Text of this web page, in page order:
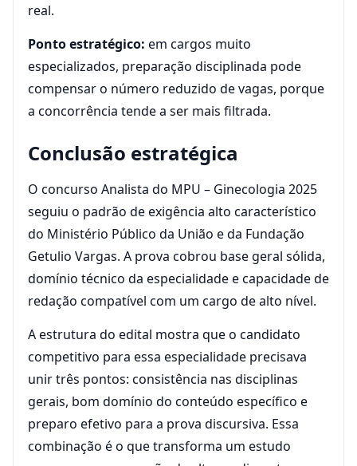
real.
Ponto estratégico: em cargos muito
especializados, preparação disciplinada pode
compensar o número reduzido de vagas, porque
a concorrência tende a ser mais filtrada.
Conclusão estratégica
O concurso Analista do MPU – Ginecologia 2025
seguiu o padrão de exigência alto característico
do Ministério Público da União e da Fundação
Getulio Vargas. A prova cobrou base geral sólida,
domínio técnico da especialidade e capacidade de
redação compatível com um cargo de alto nível.
A estrutura do edital mostra que o candidato
competitivo para essa especialidade precisava
unir três pontos: consistência nas disciplinas
gerais, bom domínio do conteúdo específico e
preparo efetivo para a prova discursiva. Essa
combinação é o que transforma um estudo